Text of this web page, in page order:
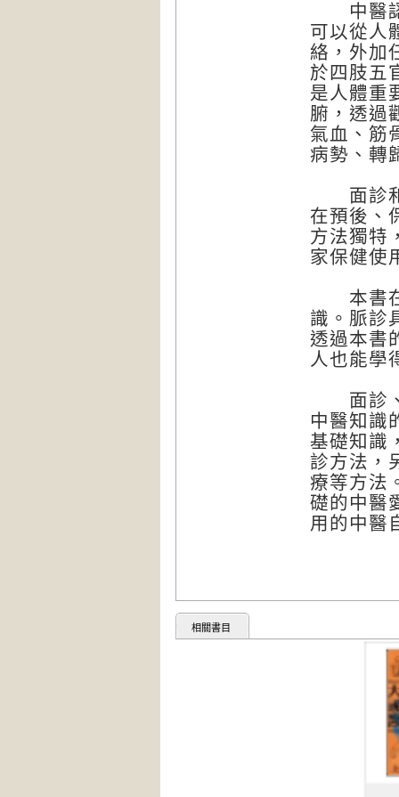
中醫認
可以從人
絡，外加
於四肢五
是人體重
腑，透過
氣血、筋
病勢、轉
面診和
在預後、
方法獨特
家保健使
本書在
識。脈診
透過本書
人也能學
面診、
中醫知識
基礎知識
診方法，
療等方法
礎的中醫
用的中醫
相關書目